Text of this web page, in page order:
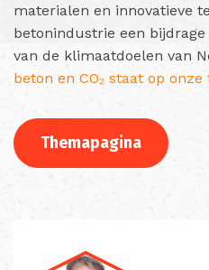
materialen en innovatieve
betonindustrie een
van de klimaatdoelen van
beton en CO₂ staat op
Themapagina